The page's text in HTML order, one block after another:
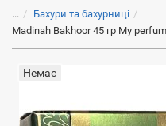
...
Бахури та бахурниці
Madinah Bakhoor 45 гр My
Немає